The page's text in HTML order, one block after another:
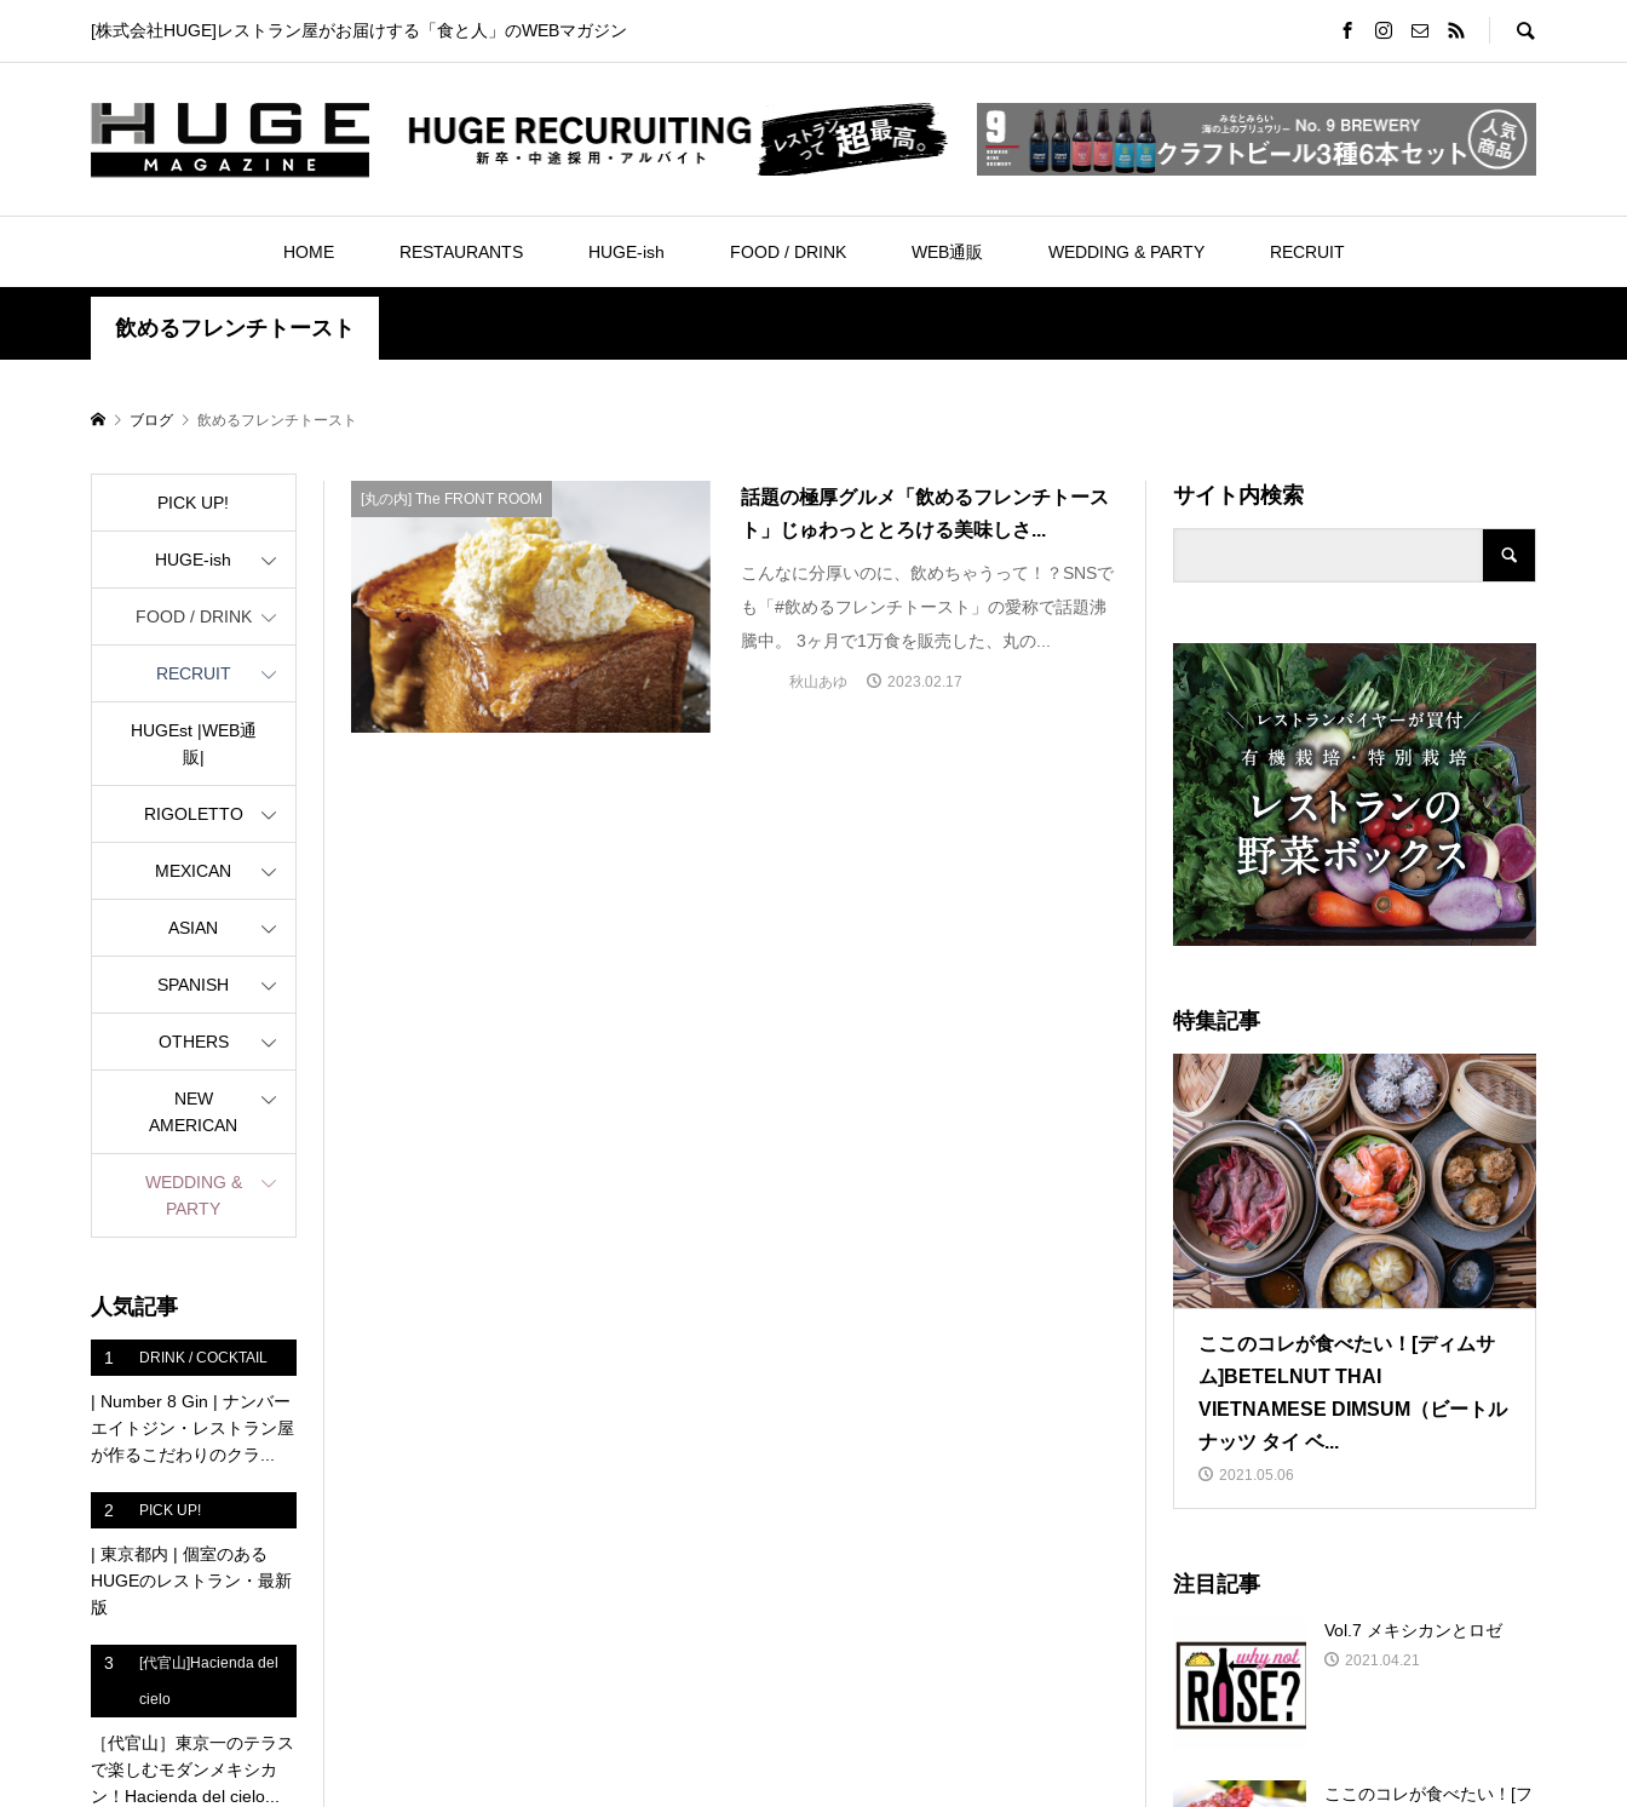
[株式会社HUGE]レストラン屋がお届けする「食と人」のWEBマガジン
HOME RESTAURANTS HUGE-ish FOOD / DRINK WEB通販 WEDDING & PARTY RECRUIT
飲めるフレンチトースト
ブログ 飲めるフレンチトースト
[丸の内] The FRONT ROOM
話題の極厚グルメ「飲めるフレンチトース
ト」じゅわっととろける美味しさ...
こんなに分厚いのに、飲めちゃうって！？SNSで
も「#飲めるフレンチトースト」の愛称で話題沸
騰中。 3ヶ月で1万食を販売した、丸の...
秋山あゆ 2023.02.17
PICK UP!
HUGE-ish
FOOD / DRINK
RECRUIT
HUGEst |WEB通
販|
RIGOLETTO
MEXICAN
ASIAN
SPANISH
OTHERS
NEW
AMERICAN
WEDDING &
PARTY
人気記事
1 DRINK / COCKTAIL
| Number 8 Gin | ナンバー
エイトジン・レストラン屋
が作るこだわりのクラ...
2 PICK UP!
| 東京都内 | 個室のある
HUGEのレストラン・最新
版
3 [代官山]Hacienda del
cielo
［代官山］東京一のテラス
で楽しむモダンメキシカ
ン！Hacienda del cielo...
サイト内検索
特集記事
ここのコレが食べたい！[ディムサ
ム]BETELNUT THAI
VIETNAMESE DIMSUM（ビートル
ナッツ タイ ベ...
2021.05.06
注目記事
Vol.7 メキシカンとロゼ
2021.04.21
ここのコレが食べたい！[フ